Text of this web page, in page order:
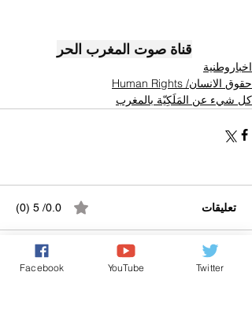
قناة صوت المغرب الحر
اخباروطنية
حقوق الانسان/ Human Rights
كل شيء عن المَلَكِيّة بالمغرب
تعليقات 0.0/ 5 (0)
التعليق والتقييم... Facebook YouTube Twitter